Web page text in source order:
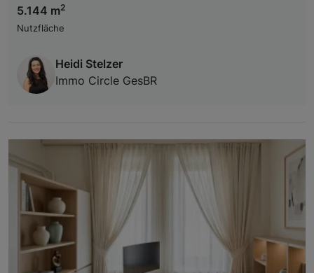
5.144 m2
Nutzfläche
Heidi Stelzer
Immo Circle GesBR